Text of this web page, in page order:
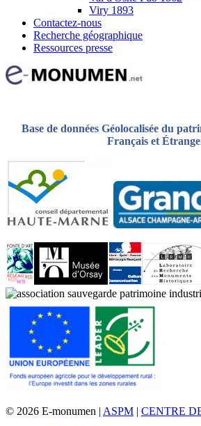
Viry 1893
Contactez-nous
Recherche géographique
Ressources presse
Base de données Géolocalisée du
Français et
© 2026 E-monumen | ASPM | CENTRE